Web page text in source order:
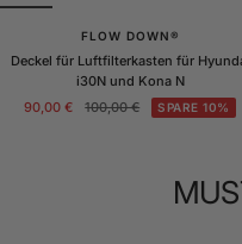
FLOW DOWN®
Deckel für Luftfilterkasten für
i30N und Kona N
Angebotspreis
90,00 €
Regulärer
100,00 € SPARE 10%